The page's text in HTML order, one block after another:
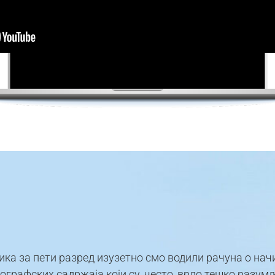
за пети разред изузетно смо водили рачуна о